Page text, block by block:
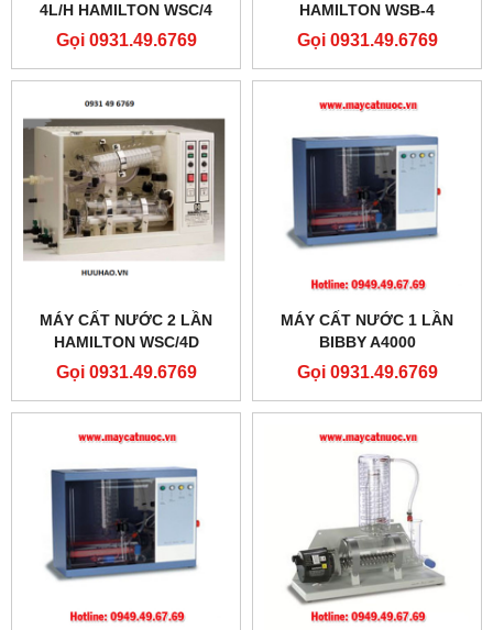
4L/H HAMILTON WSC/4
Gọi 0931.49.6769
HAMILTON WSB-4
Gọi 0931.49.6769
MÁY CẤT NƯỚC 2 LẦN
HAMILTON WSC/4D
Gọi 0931.49.6769
MÁY CẤT NƯỚC 1 LẦN
BIBBY A4000
Gọi 0931.49.6769